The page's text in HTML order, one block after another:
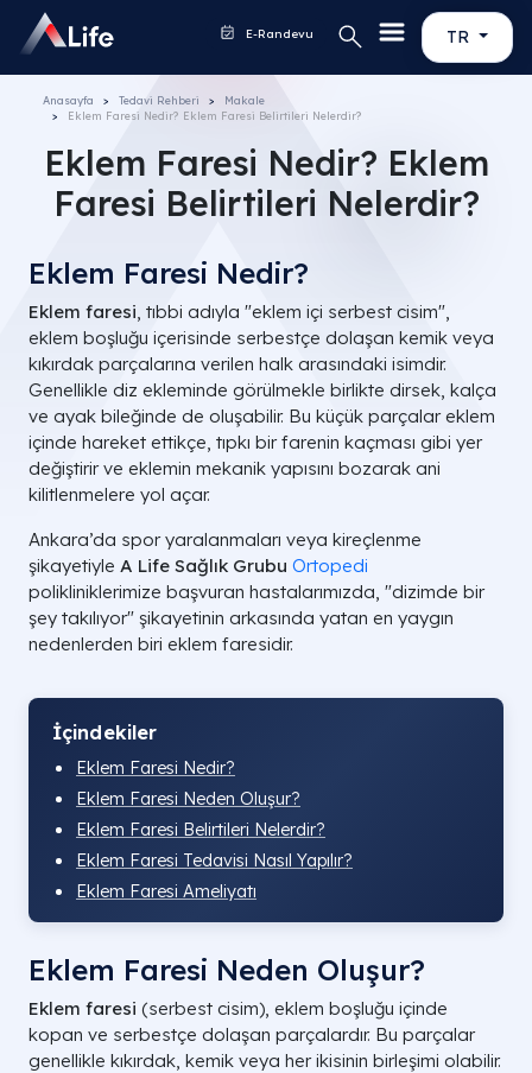
TR
E-Randevu
Anasayfa Tedavi Rehberi
Makale
Eklem Faresi Nedir? Eklem Faresi Belirtileri Nelerdir?
Eklem Faresi Nedir? Eklem
Faresi Belirtileri Nelerdir?
Eklem Faresi Nedir?
Eklem faresi, tıbbi adıyla "eklem içi serbest cisim",
eklem boşluğu içerisinde serbestçe dolaşan kemik veya
kıkırdak parçalarına verilen halk arasındaki isimdir.
Genellikle diz ekleminde görülmekle birlikte dirsek, kalça
ve ayak bileğinde de oluşabilir. Bu küçük parçalar eklem
içinde hareket ettikçe, tıpkı bir farenin kaçması gibi yer
değiştirir ve eklemin mekanik yapısını bozarak ani
kilitlenmelere yol açar.
Ankara’da spor yaralanmaları veya kireçlenme
şikayetiyle A Life Sağlık Grubu Ortopedi
polikliniklerimize başvuran hastalarımızda, "dizimde bir
şey takılıyor" şikayetinin arkasında yatan en yaygın
nedenlerden biri eklem faresidir.
İçindekiler
Eklem Faresi Nedir?
Eklem Faresi Neden Oluşur?
Eklem Faresi Belirtileri Nelerdir?
Eklem Faresi Tedavisi Nasıl Yapılır?
Eklem Faresi Ameliyatı
Eklem Faresi Neden Oluşur?
Eklem faresi (serbest cisim), eklem boşluğu içinde
kopan ve serbestçe dolaşan parçalardır. Bu parçalar
genellikle kıkırdak, kemik veya her ikisinin birleşimi olabilir.